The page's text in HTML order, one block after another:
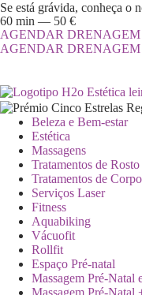
Se está grávida, conheça o
60 min — 50 €
AGENDAR
AGENDAR
Beleza e Bem-estar
Estética
Massagens
Tratamentos de Rosto
Tratamentos de Corpo
Serviços Laser
Fitness
Aquabiking
Vácuofit
Rollfit
Espaço Pré-natal
Massagem Pré-Natal
Massagem Pré-